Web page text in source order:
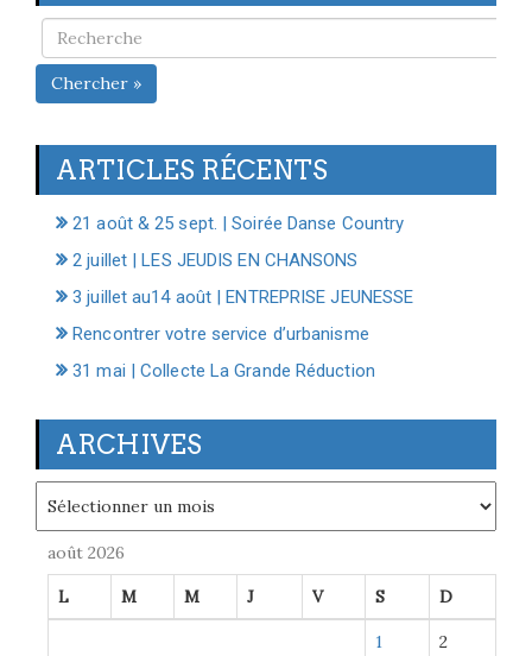
Chercher »
ARTICLES RÉCENTS
21 août & 25 sept. | Soirée Danse Country
2 juillet | LES JEUDIS EN CHANSONS
3 juillet au14 août | ENTREPRISE JEUNESSE
Rencontrer votre service d’urbanisme
31 mai | Collecte La Grande Réduction
ARCHIVES
août 2026
L M M J V S D
1 2